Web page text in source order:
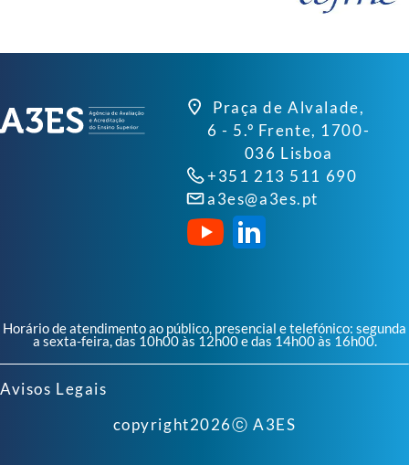
Praça de Alvalade,
6 - 5.º Frente, 1700-
036 Lisboa
+351 213 511 690
a3es@a3es.pt
Horário de atendimento ao público, presencial e telefónico: segunda
a sexta-feira, das 10h00 às 12h00 e das 14h00 às 16h00.
Avisos Legais
copyright2026ⓒ A3ES